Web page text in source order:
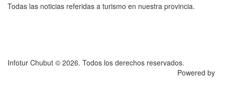
Todas las noticias referidas a turismo en nuestra provincia.
Infotur Chubut © 2026. Todos los derechos reservados.
Powered by